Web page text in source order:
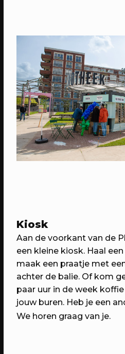
30/04/2023
WEKEA: Huisfeest
Utrecht!
Kiosk
Aan de voorkant van de
een kleine kiosk. Haal
maak een praatje met
achter de balie. Of kom
paar uur in de week
jouw buren. Heb je een
We horen graag van je.